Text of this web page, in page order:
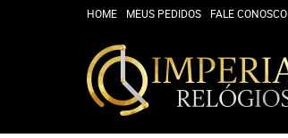
HOME MEUS PEDIDOS FALE CONOSCO